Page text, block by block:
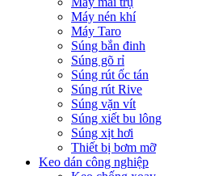
Máy nén khí
Máy Taro
Súng bắn đinh
Súng gõ rỉ
Súng rút ốc tán
Súng rút Rive
Súng vặn vít
Súng xiết bu lông
Súng xịt hơi
Thiết bị bơm mỡ
Keo dán công nghiệp